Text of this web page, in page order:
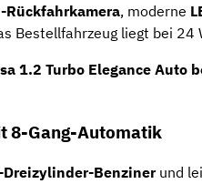
Rückfahrkamera, moderne
Bestellfahrzeug liegt bei 24
1.2 Turbo Elegance Auto
8-Gang-Automatik
Benzinerund